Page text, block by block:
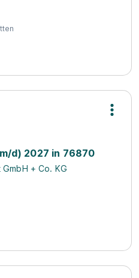
d) 2027 in 76870
+ Co. KG